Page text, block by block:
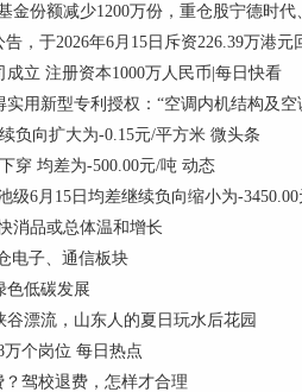
金份额减少1200万份，重仓股宁德时
，于2026年6月15日斥资226.39万港
立 注册资本1000万人民币|每日快看
实用新型专利授权：“空调内机结构及空
负向扩大为-0.15元/平方米 微头条
穿 均差为-500.00元/吨 动态
级6月15日均差继续负向缩小为-
消品或总体温和增长
电子、通信板块
色低碳发展
漂流，山东人的夏日玩水后花园
万个岗位 每日热点
驾校退费，怎样才合理